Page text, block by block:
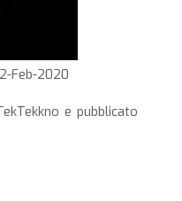
Feb-2020
e pubblicato